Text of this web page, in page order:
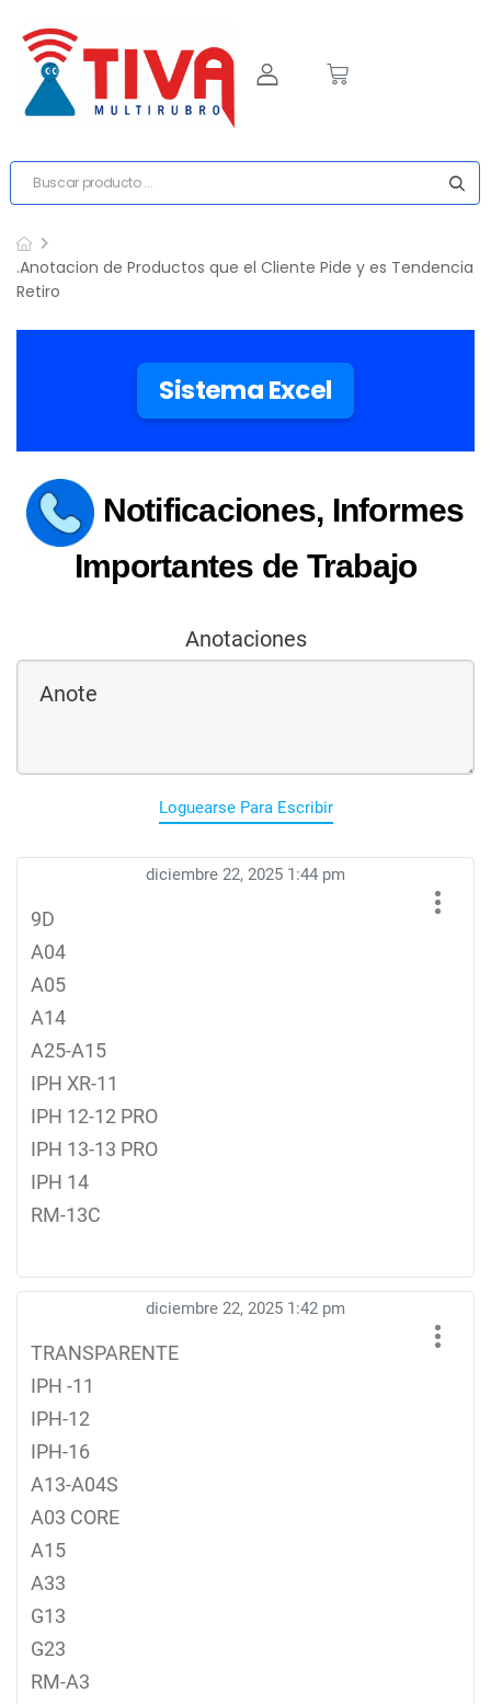
.Anotacion de Productos que el Cliente Pide y es Tendencia
Retiro
Sistema Excel
Notificaciones, Informes
Importantes de Trabajo
Anotaciones
Loguearse Para Escribir
diciembre 22, 2025 1:44 pm
9D
A04
A05
A14
A25-A15
IPH XR-11
IPH 12-12 PRO
IPH 13-13 PRO
IPH 14
RM-13C
diciembre 22, 2025 1:42 pm
TRANSPARENTE
IPH -11
IPH-12
IPH-16
A13-A04S
A03 CORE
A15
A33
G13
G23
RM-A3